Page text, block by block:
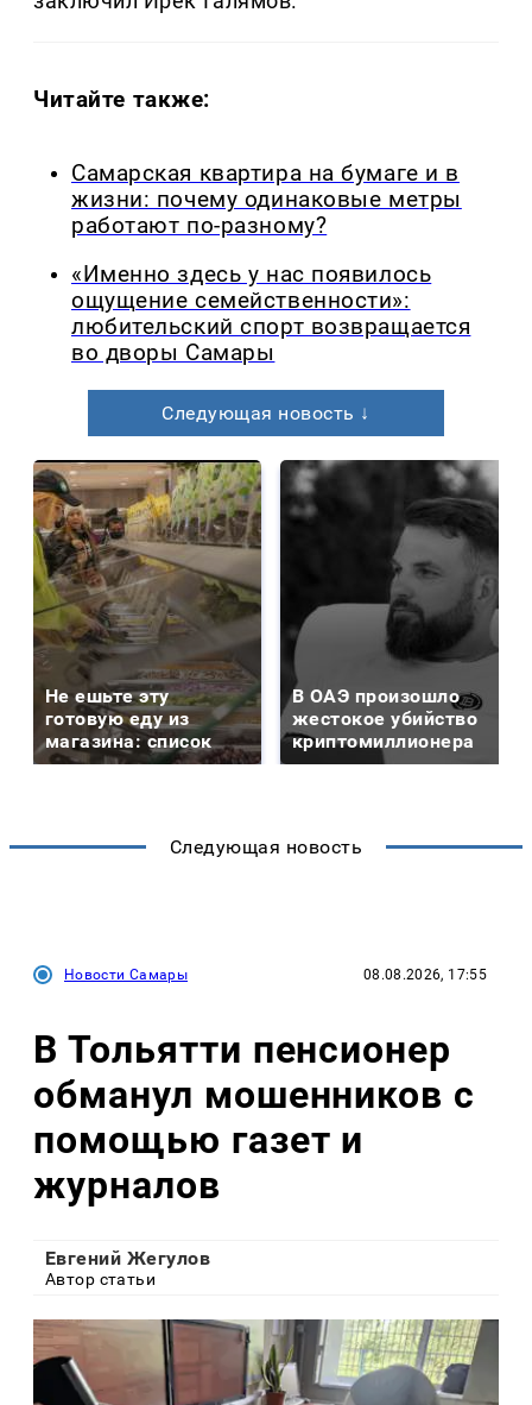
Читайте также:
Самарская квартира на бумаге и в
жизни: почему одинаковые метры
работают по-разному?
«Именно здесь у нас появилось
ощущение семейственности»:
любительский спорт возвращается
во дворы Самары
Следующая новость ↓
Не ешьте эту
готовую еду из
магазина: список
В ОАЭ произошло
жестокое убийство
криптомиллионера
Следующая новость
Новости Самары 08.08.2026, 17:55
В Тольятти пенсионер
обманул мошенников с
помощью газет и
журналов
Евгений Жегулов
Автор статьи